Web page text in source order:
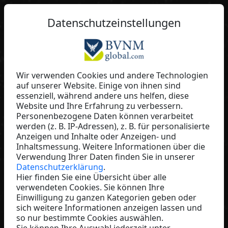
DE
Sven Ehlers
Fúmée Perfume & Cosmetics
Germany
Datenschutzeinstellungen
Wir verwenden Cookies und andere Technologien
auf unserer Website. Einige von ihnen sind
essenziell, während andere uns helfen, diese
Website und Ihre Erfahrung zu verbessern.
Personenbezogene Daten können verarbeitet
werden (z. B. IP-Adressen), z. B. für personalisierte
Anzeigen und Inhalte oder Anzeigen- und
Inhaltsmessung. Weitere Informationen über die
Verwendung Ihrer Daten finden Sie in unserer
Datenschutzerklärung.
Hier finden Sie eine Übersicht über alle
verwendeten Cookies. Sie können Ihre
Einwilligung zu ganzen Kategorien geben oder
sich weitere Informationen anzeigen lassen und
so nur bestimmte Cookies auswählen.